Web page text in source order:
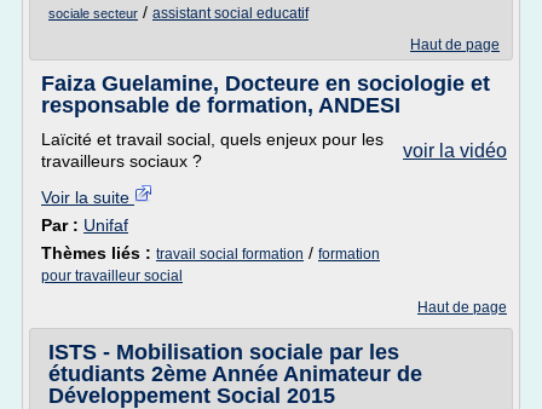
sociale secteur / assistant social educatif
Haut de page
Faiza Guelamine, Docteure en sociologie et
responsable de formation, ANDESI
voir la vidéo
Laïcité et travail social, quels enjeux pour les
travailleurs sociaux ?
Voir la suite
Par : Unifaf
Thèmes liés : travail social formation / formation
pour travailleur social
Haut de page
ISTS - Mobilisation sociale par les
étudiants 2ème Année Animateur de
Développement Social 2015